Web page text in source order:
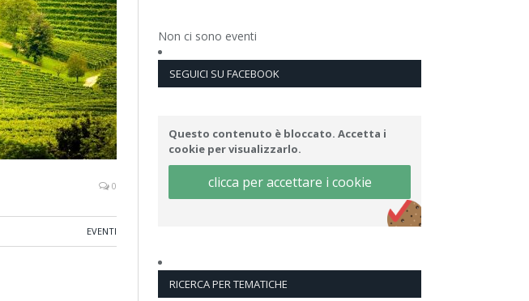
0
EVENTI
Non ci sono eventi
SEGUICI SU FACEBOOK
Questo contenuto è bloccato. Accetta i
cookie per visualizzarlo.
clicca per accettare i cookie
RICERCA PER TEMATICHE